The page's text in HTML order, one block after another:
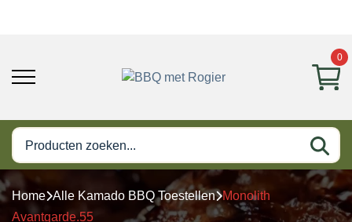
0
Home Alle Kamado BBQ Toestellen
Monolith
Avantgarde.55